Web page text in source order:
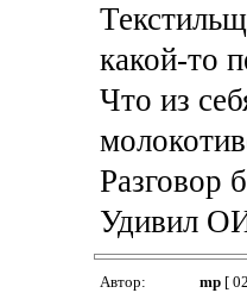
какой-то
Что из
Разговор
Удивил
Автор: mp[